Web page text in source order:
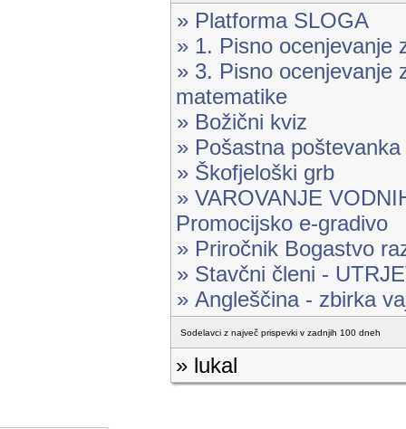
» Platforma SLOGA
» 1. Pisno ocenjevanje
» 3. Pisno ocenjevanje
matematike
» Božični kviz
» Pošastna poštevanka
» Škofjeloški grb
» VAROVANJE
Promocijsko e-gradivo
» Priročnik Bogastvo
» Stavčni členi -
» Angleščina - zbirka
Sodelavci z največ prispevki v zadnjih 100 dneh
» lukal